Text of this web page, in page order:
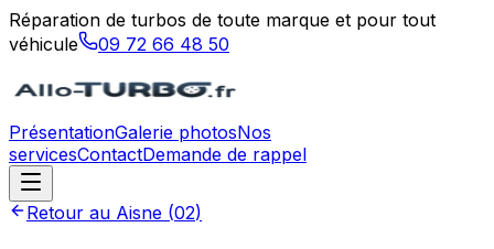
Réparation de turbos de toute marque et pour tout
véhicule
09 72 66 48 50
PrésentationGalerie photosNos
servicesContactDemande de rappel
Retour au Aisne (02)